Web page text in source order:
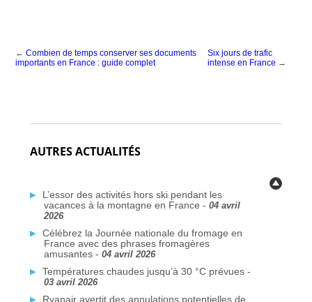
←Combien de temps conserver ses documents
importants en France : guide complet
Six jours de trafic
intense en France →
AUTRES ACTUALITÉS
L’essor des activités hors ski pendant les
vacances à la montagne en France - 04 avril
2026
Célébrez la Journée nationale du fromage en
France avec des phrases fromagères
amusantes - 04 avril 2026
Températures chaudes jusqu’à 30 °C prévues -
03 avril 2026
Ryanair avertit des annulations potentielles de